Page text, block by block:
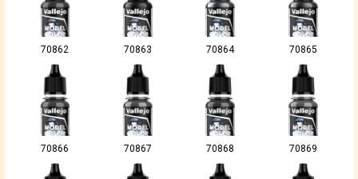
70862 70863 70864 70865
70866 70867 70868 70869